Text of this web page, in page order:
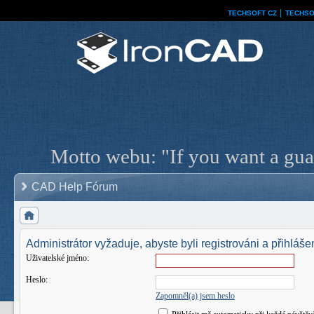
TECHSOFT CZ
Motto webu: "If you want a
CAD Help Fórum
Administrátor vyžaduje, abyste byli registrováni a
Uživatelské jméno:
Heslo:
Zapomněl(a) jsem heslo